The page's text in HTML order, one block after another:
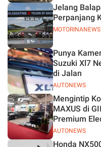
MOTORINANEWS
Jelang
Perpanjang
AUTONEWS
Punya
Suzuki Xl7
di Jalan
AUTONEWS
Mengintip
MAXUS di
Premium
Honda